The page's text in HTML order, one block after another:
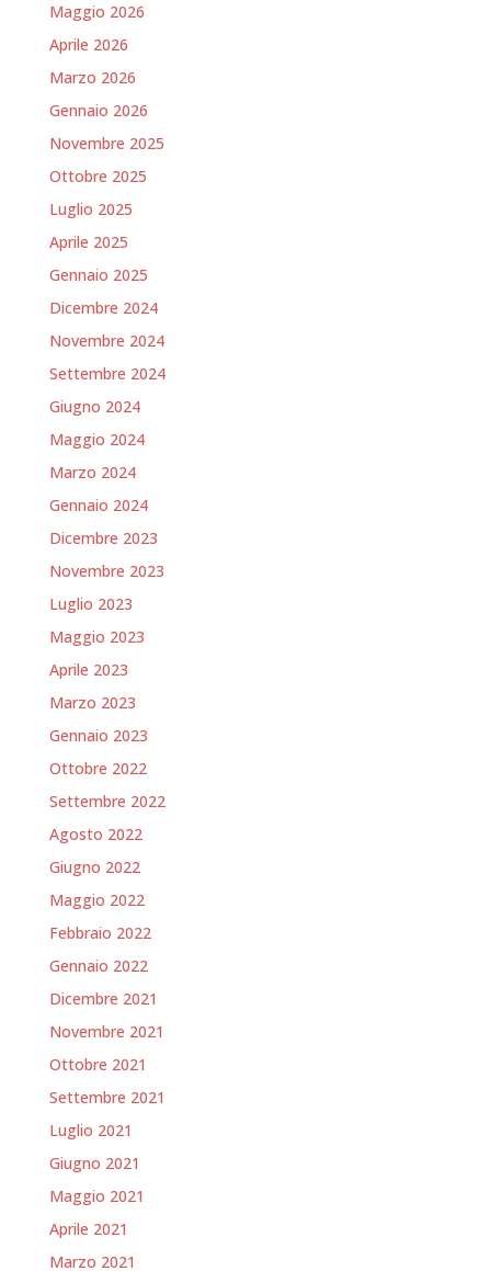
Maggio 2026
Aprile 2026
Marzo 2026
Gennaio 2026
Novembre 2025
Ottobre 2025
Luglio 2025
Aprile 2025
Gennaio 2025
Dicembre 2024
Novembre 2024
Settembre 2024
Giugno 2024
Maggio 2024
Marzo 2024
Gennaio 2024
Dicembre 2023
Novembre 2023
Luglio 2023
Maggio 2023
Aprile 2023
Marzo 2023
Gennaio 2023
Ottobre 2022
Settembre 2022
Agosto 2022
Giugno 2022
Maggio 2022
Febbraio 2022
Gennaio 2022
Dicembre 2021
Novembre 2021
Ottobre 2021
Settembre 2021
Luglio 2021
Giugno 2021
Maggio 2021
Aprile 2021
Marzo 2021